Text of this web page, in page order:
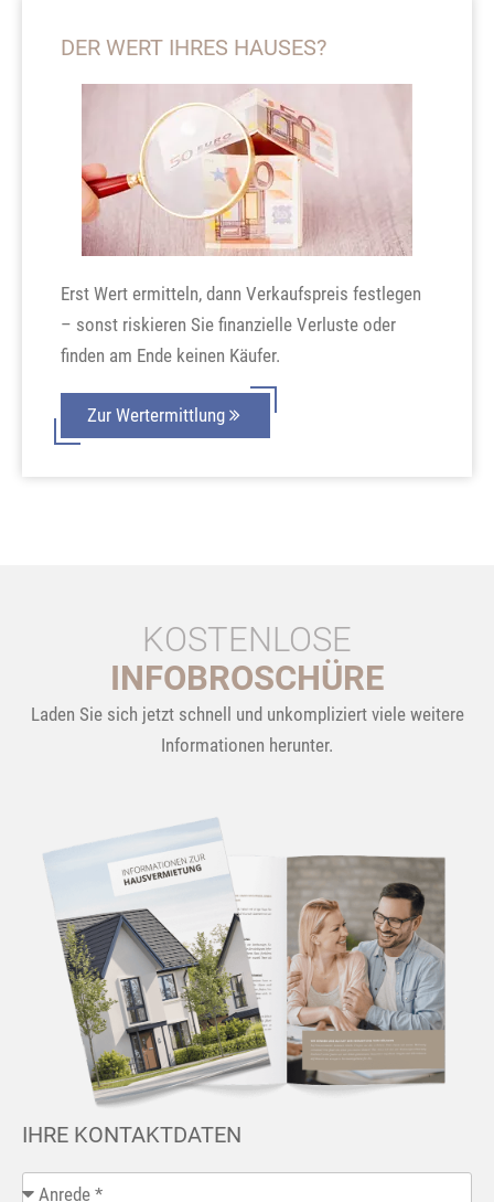
DER WERT IHRES HAUSES?
Erst Wert ermitteln, dann Verkaufspreis festlegen
– sonst riskieren Sie finanzielle Verluste oder
finden am Ende keinen Käufer.
Zur Wertermittlung
KOSTENLOSE
INFOBROSCHÜRE
Laden Sie sich jetzt schnell und unkompliziert viele weitere
Informationen herunter.
IHRE KONTAKTDATEN